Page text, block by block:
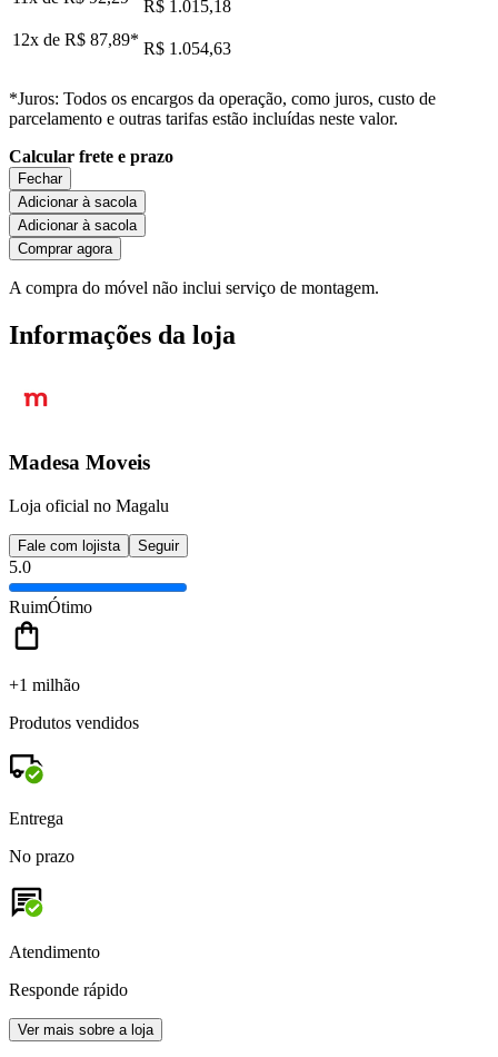
R$ 1.015,18
12x de R$ 87,89* R$ 1.054,63
*Juros: Todos os encargos da operação, como juros, custo de
parcelamento e outras tarifas estão incluídas neste valor.
Calcular frete e prazo
Fechar
Adicionar à sacola
Adicionar à sacola
Comprar agora
A compra do móvel não inclui serviço de montagem.
Informações da loja
Madesa Moveis
Loja oficial no Magalu
Fale com lojista Seguir
5.0
RuimÓtimo
+1 milhão
Produtos vendidos
Entrega
No prazo
Atendimento
Responde rápido
Ver mais sobre a loja